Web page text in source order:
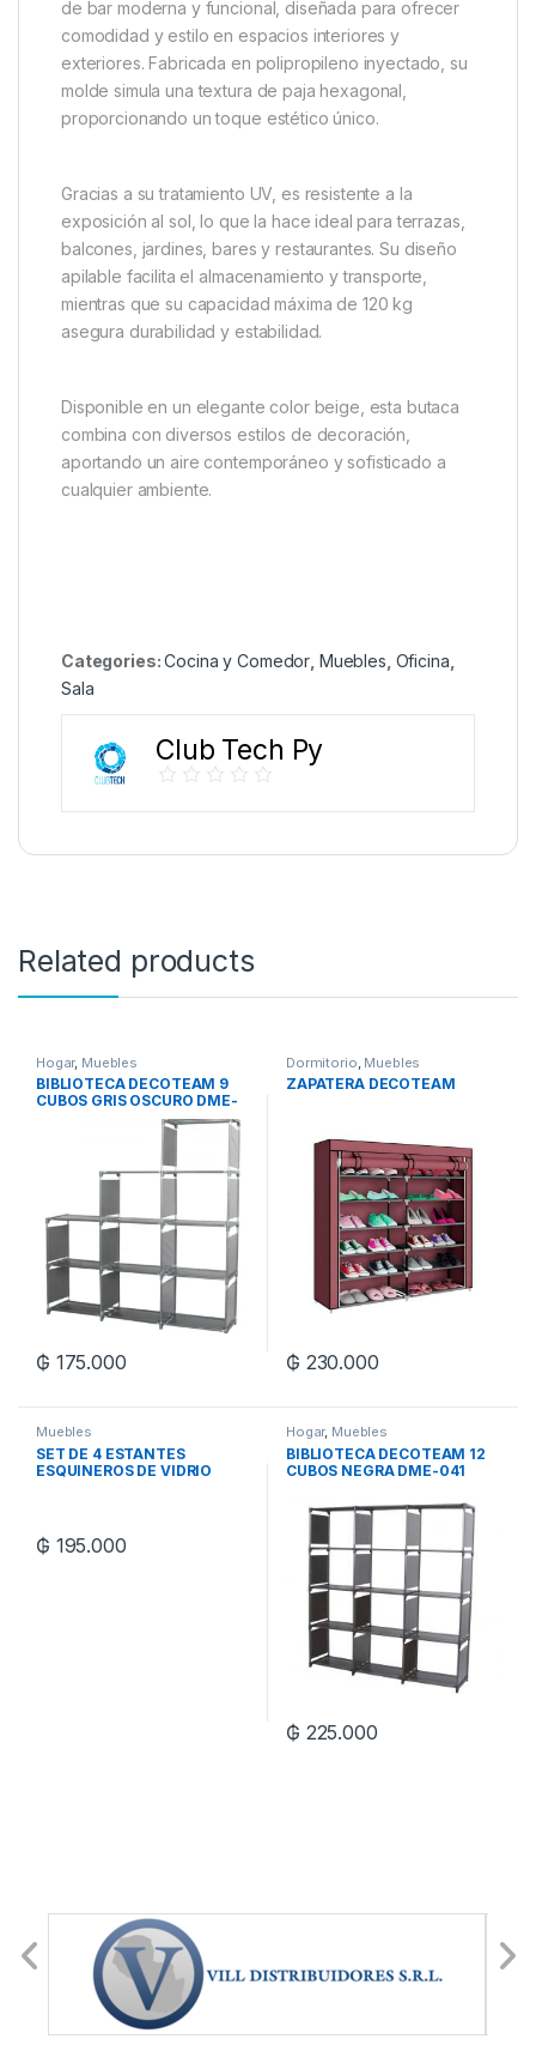
de bar moderna y funcional, diseñada para ofrecer
comodidad y estilo en espacios interiores y
exteriores. Fabricada en polipropileno inyectado, su
molde simula una textura de paja hexagonal,
proporcionando un toque estético único.
Gracias a su tratamiento UV, es resistente a la
exposición al sol, lo que la hace ideal para terrazas,
balcones, jardines, bares y restaurantes. Su diseño
apilable facilita el almacenamiento y transporte,
mientras que su capacidad máxima de 120 kg
asegura durabilidad y estabilidad.
Disponible en un elegante color beige, esta butaca
combina con diversos estilos de decoración,
aportando un aire contemporáneo y sofisticado a
cualquier ambiente.
Categories:Cocina y Comedor Muebles Oficina
Sala
Club Tech Py
Related products
Hogar, Muebles
BIBLIOTECA DECOTEAM 9
CUBOS GRIS OSCURO DME-
₲ 175.000
Dormitorio Muebles
ZAPATERA DECOTEAM
₲ 230.000
Muebles
SET DE 4 ESTANTES
ESQUINEROS DE VIDRIO
₲ 195.000
Hogar, Muebles
BIBLIOTECA DECOTEAM 12
CUBOS NEGRA DME-041
₲ 225.000